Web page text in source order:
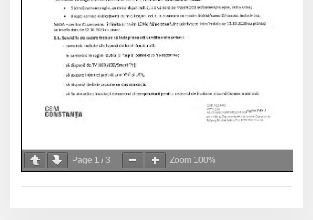
Page 1 / 3 Zoom 100%